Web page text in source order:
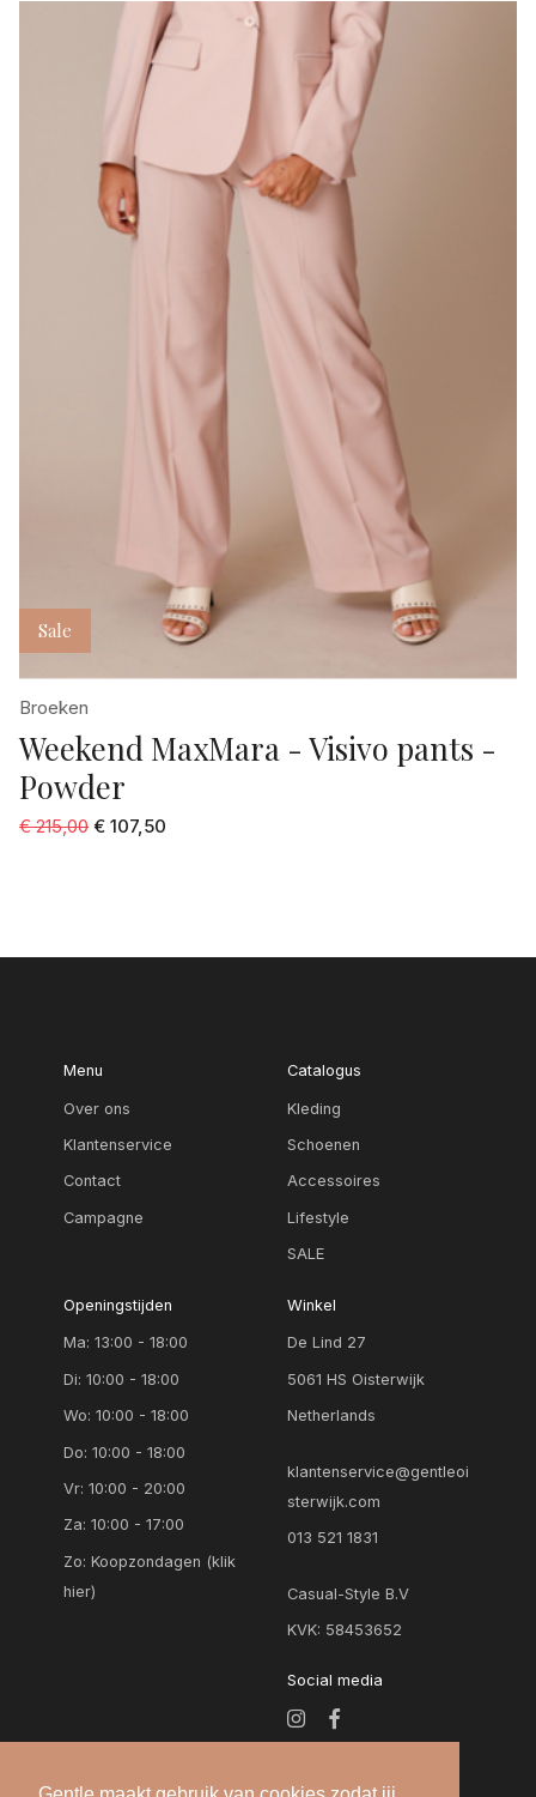
Sale
Broeken
Weekend MaxMara - Visivo pants -
Powder
€ 215,00 € 107,50
Menu
Over ons
Klantenservice
Contact
Campagne
Catalogus
Kleding
Schoenen
Accessoires
Lifestyle
SALE
Openingstijden
Ma: 13:00 - 18:00
Di: 10:00 - 18:00
Wo: 10:00 - 18:00
Do: 10:00 - 18:00
Vr: 10:00 - 20:00
Za: 10:00 - 17:00
Zo:Koopzondagen (klik
hier)
Winkel
De Lind 27
5061 HS Oisterwijk
Netherlands
klantenservice@gentleoi
sterwijk.com
013 521 1831
Casual-Style B.V
KVK: 58453652
Social media